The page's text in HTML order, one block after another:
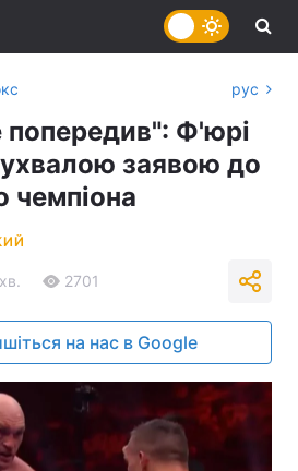
рус
попередив": Ф'юрі
заявою до
чемпіона
2701
на нас в Google